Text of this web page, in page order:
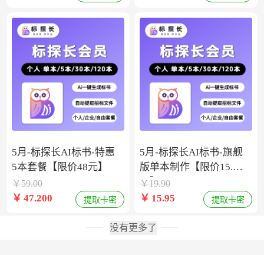
5月-标探长AI标书-特惠
5本套餐【限价48元】
￥59.00
￥ 47.200 提取卡密
5月-标探长AI标书-旗舰
版单本制作【限价15.9
元】
￥19.90
￥ 15.95 提取卡密
没有更多了